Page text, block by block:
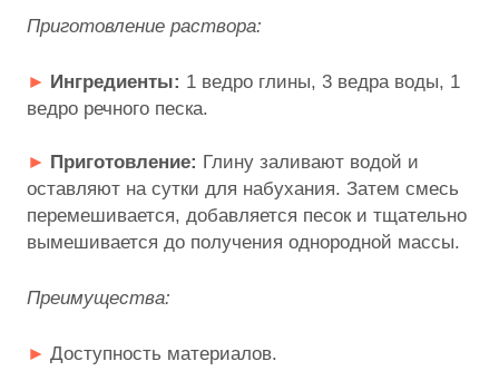
Приготовление раствора:
Ингредиенты: 1 ведро глины, 3 ведра воды, 1
ведро речного песка.
Приготовление: Глину заливают водой и
оставляют на сутки для набухания. Затем смесь
перемешивается, добавляется песок и тщательно
вымешивается до получения однородной массы.
Преимущества:
Доступность материалов.